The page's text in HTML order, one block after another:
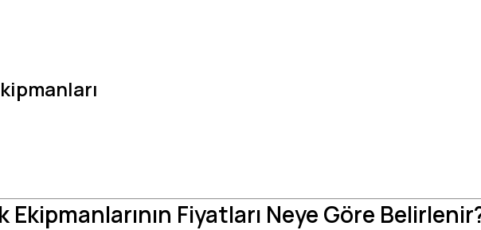
Fiyatları Neye Göre